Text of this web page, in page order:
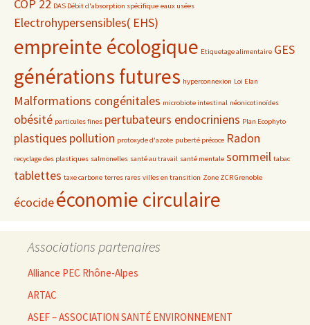
COP 22 DAS Débit d'absorption spécifique eaux usées
Electrohypersensibles( EHS)
empreinte écologique Etiquetage alimentaire GES
générations futures hyperconnexion Loi Elan
Malformations congénitales microbiote intestinal néonicotinoïdes
obésité particules fines pertubateurs endocriniens Plan Ecophyto
plastiques pollution protoxyde d'azote puberté précoce Radon
recyclage des plastiques salmonelles santé au travail santé mentale sommeil tabac
tablettes taxe carbone terres rares villes en transition Zone ZCR Grenoble
écocideéconomie circulaire
Associations partenaires
Alliance PEC Rhône-Alpes
ARTAC
ASEF – ASSOCIATION SANTÉ ENVIRONNEMENT